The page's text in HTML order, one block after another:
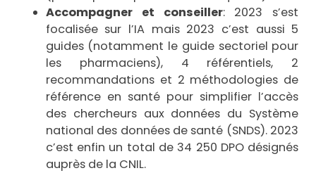
Accompagner et conseiller: 2023 s’est
focalisée sur l’IA mais 2023 c’est aussi 5
guides (notamment le guide sectoriel pour
les pharmaciens), 4 référentiels, 2
recommandations et 2 méthodologies de
référence en santé pour simplifier l’accès
des chercheurs aux données du Système
national des données de santé (SNDS). 2023
c’est enfin un total de 34 250 DPO désignés
auprès de la CNIL.